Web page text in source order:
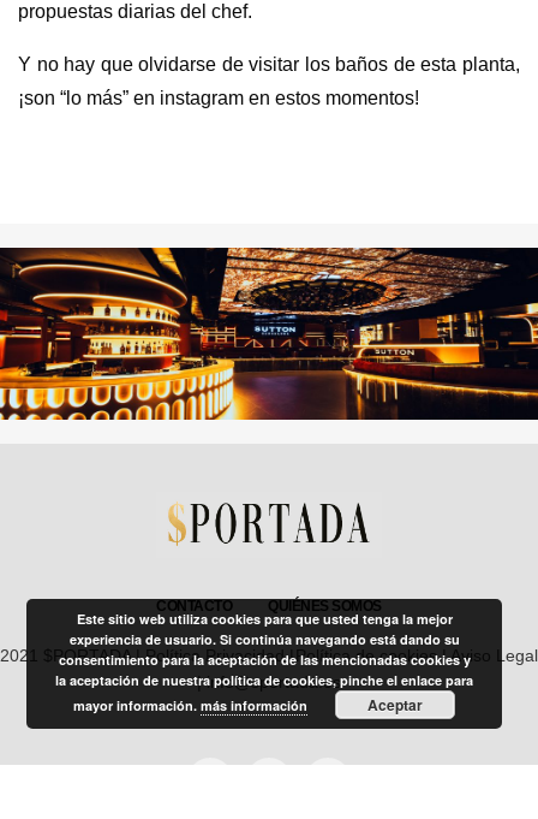
propuestas diarias del chef.
Y no hay que olvidarse de visitar los baños de esta planta,
¡son “lo más” en instagram en estos momentos!
CONTACTO QUIÉNES SOMOS
2021 $PORTADA |Política Privacidad|Política de cookies|Aviso Legal
| info@sportada.es
Este sitio web utiliza cookies para que usted tenga la mejor
experiencia de usuario. Si continúa navegando está dando su
consentimiento para la aceptación de las mencionadas cookies y
la aceptación de nuestra política de cookies, pinche el enlace para
mayor información.más información Aceptar